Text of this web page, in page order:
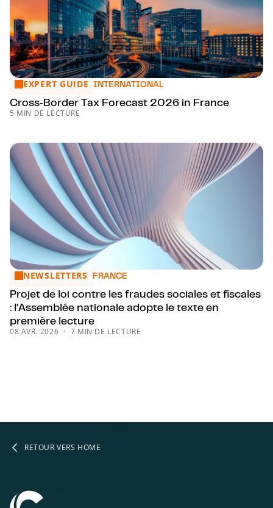
Cross‑Border Tax Forecast 2026 in France
EXPERT GUIDE INTERNATIONAL
Cross‑Border Tax Forecast 2026 in France
5 MIN DE LECTURE
Projet de loi contre les fraudes sociales et fiscales :
NEWSLETTERS FRANCE
Projet de loi contre les fraudes sociales et fiscales
: l’Assemblée nationale adopte le texte en
première lecture
08 AVR. 2026 7 MIN DE LECTURE
RETOUR VERS HOME